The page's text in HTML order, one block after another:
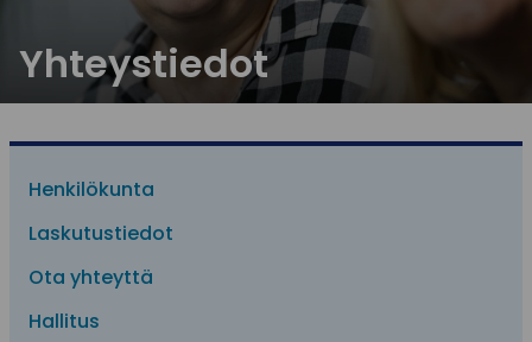
Yhteystiedot
Henkilökunta
Laskutustiedot
Ota yhteyttä
Hallitus